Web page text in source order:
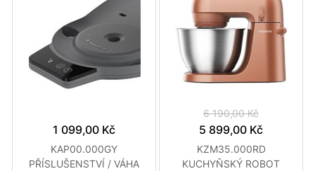
1 099,00 Kč
KAP00.000GY
PŘÍSLUŠENSTVÍ / VÁHA
6 190,00 Kč
5 899,00 Kč
KZM35.000RD
KUCHYŇSKÝ ROBOT